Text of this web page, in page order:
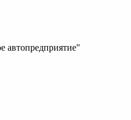
автопредприятие"